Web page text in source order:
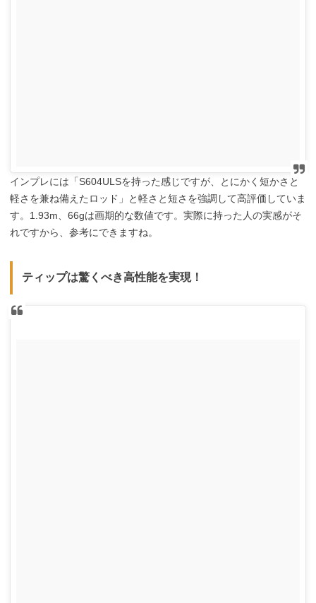
インプレには「S604ULSを持った感じですが、とにかく短かさと
軽さを兼ね備えたロッド」と軽さと短さを強調して高評価していま
す。1.93m、66gは画期的な数値です。実際に持った人の実感がそ
れですから、参考にできますね。
ティップは驚くべき高性能を実現！